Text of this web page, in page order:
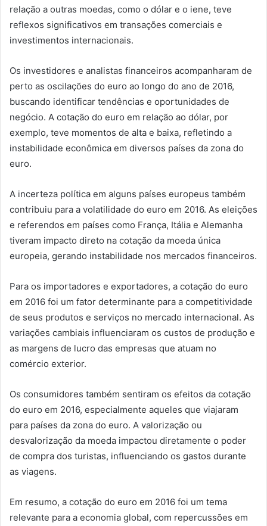
relação a outras moedas, como o dólar e o iene, teve
reflexos significativos em transações comerciais e
investimentos internacionais.
Os investidores e analistas financeiros acompanharam de
perto as oscilações do euro ao longo do ano de 2016,
buscando identificar tendências e oportunidades de
negócio. A cotação do euro em relação ao dólar, por
exemplo, teve momentos de alta e baixa, refletindo a
instabilidade econômica em diversos países da zona do
euro.
A incerteza política em alguns países europeus também
contribuiu para a volatilidade do euro em 2016. As eleições
e referendos em países como França, Itália e Alemanha
tiveram impacto direto na cotação da moeda única
europeia, gerando instabilidade nos mercados financeiros.
Para os importadores e exportadores, a cotação do euro
em 2016 foi um fator determinante para a competitividade
de seus produtos e serviços no mercado internacional. As
variações cambiais influenciaram os custos de produção e
as margens de lucro das empresas que atuam no
comércio exterior.
Os consumidores também sentiram os efeitos da cotação
do euro em 2016, especialmente aqueles que viajaram
para países da zona do euro. A valorização ou
desvalorização da moeda impactou diretamente o poder
de compra dos turistas, influenciando os gastos durante
as viagens.
Em resumo, a cotação do euro em 2016 foi um tema
relevante para a economia global, com repercussões em